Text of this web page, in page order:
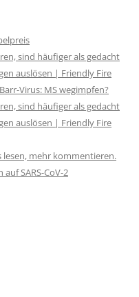
sind häufiger als gedacht
auslösen | Friendly Fire
Virus: MS wegimpfen?
sind häufiger als gedacht
auslösen | Friendly Fire
lesen, mehr kommentieren.
SARS-CoV-2